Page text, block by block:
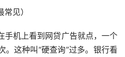
见）
手机上看到网贷广告就点，一个
。这种叫“硬查询”过多。银行看